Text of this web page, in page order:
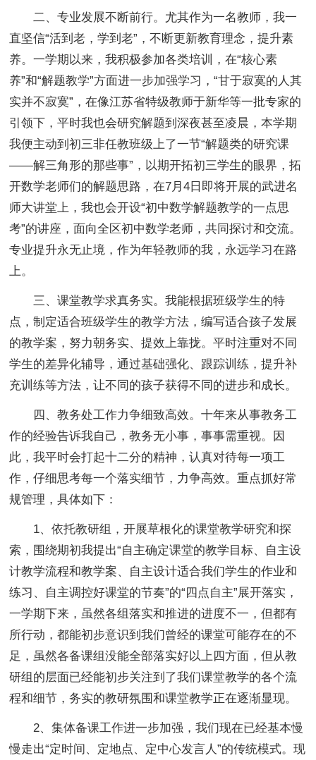
二、专业发展不断前行。尤其作为一名教师，我一
直坚信“活到老，学到老”，不断更新教育理念，提升素
养。一学期以来，我积极参加各类培训，在“核心素
养”和“解题教学”方面进一步加强学习，“甘于寂寞的人其
实并不寂寞”，在像江苏省特级教师于新华等一批专家的
引领下，平时我也会研究解题到深夜甚至凌晨，本学期
我便主动到初三非任教班级上了一节“解题类的研究课
——解三角形的那些事”，以期开拓初三学生的眼界，拓
开数学老师们的解题思路，在7月4日即将开展的武进名
师大讲堂上，我也会开设“初中数学解题教学的一点思
考”的讲座，面向全区初中数学老师，共同探讨和交流。
专业提升永无止境，作为年轻教师的我，永远学习在路
上。
三、课堂教学求真务实。我能根据班级学生的特
点，制定适合班级学生的教学方法，编写适合孩子发展
的教学案，努力朝务实、提效上靠拢。平时注重对不同
学生的差异化辅导，通过基础强化、跟踪训练，提升补
充训练等方法，让不同的孩子获得不同的进步和成长。
四、教务处工作力争细致高效。十年来从事教务工
作的经验告诉我自己，教务无小事，事事需重视。因
此，我平时会打起十二分的精神，认真对待每一项工
作，仔细思考每一个落实细节，力争高效。重点抓好常
规管理，具体如下：
1、依托教研组，开展草根化的课堂教学研究和探
索，围绕期初我提出“自主确定课堂的教学目标、自主设
计教学流程和教学案、自主设计适合我们学生的作业和
练习、自主调控好课堂的节奏”的“四点自主”展开落实，
一学期下来，虽然各组落实和推进的进度不一，但都有
所行动，都能初步意识到我们曾经的课堂可能存在的不
足，虽然各备课组没能全部落实好以上四方面，但从教
研组的层面已经能初步关注到了我们课堂教学的各个流
程和细节，务实的教研氛围和课堂教学正在逐渐显现。
2、集体备课工作进一步加强，我们现在已经基本慢
慢走出“定时间、定地点、定中心发言人”的传统模式。现